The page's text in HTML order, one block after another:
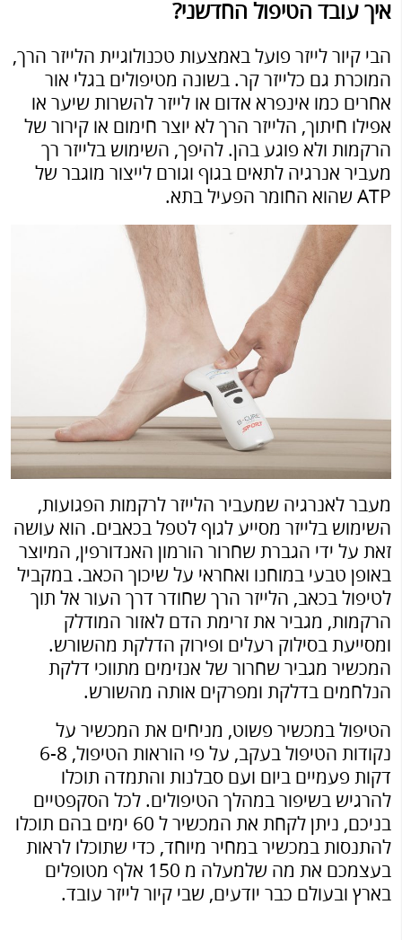
איך עובד הטיפול החדשני?
הבי קיור לייזר פועל באמצעות טכנולוגיית הלייזר הרך,
המוכרת גם כלייזר קר. בשונה מטיפולים בגלי אור
אחרים כמו אינפרא אדום או לייזר להשרות שיער או
אפילו חיתוך, הלייזר הרך לא יוצר חימום או קירור של
הרקמות ולא פוגע בהן. להיפך, השימוש בלייזר רך
מעביר אנרגיה לתאים בגוף וגורם לייצור מוגבר של
ATP שהוא החומר הפעיל בתא.
מעבר לאנרגיה שמעביר הלייזר לרקמות הפגועות,
השימוש בלייזר מסייע לגוף לטפל בכאבים. הוא עושה
זאת על ידי הגברת שחרור הורמון האנדורפין, המיוצר
באופן טבעי במוחנו ואחראי על שיכוך הכאב. במקביל
לטיפול בכאב, הלייזר הרך שחודר דרך העור אל תוך
הרקמות, מגביר את זרימת הדם לאזור המודלק
ומסייעת בסילוק רעלים ופירוק הדלקת מהשורש.
המכשיר מגביר שחרור של אנזימים מתווכי דלקת
הנלחמים בדלקת ומפרקים אותה מהשורש.
הטיפול במכשיר פשוט, מניחים את המכשיר על
נקודות הטיפול בעקב, על פי הוראות הטיפול, 6-8
דקות פעמיים ביום ועם סבלנות והתמדה תוכלו
להרגיש בשיפור במהלך הטיפולים. לכל הסקפטיים
בניכם, ניתן לקחת את המכשיר ל 60 ימים בהם תוכלו
להתנסות במכשיר במחיר מיוחד, כדי שתוכלו לראות
בעצמכם את מה שלמעלה מ 150 אלף מטופלים
בארץ ובעולם כבר יודעים, שבי קיור לייזר עובד.